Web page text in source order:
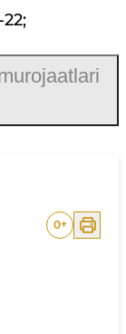
;
0+